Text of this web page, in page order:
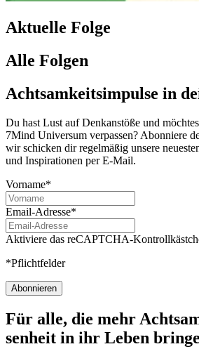
Aktuelle Folge
Alle Folgen
Achtsamkeitsimpulse in
Du hast Lust auf Denkanstöße und
7Mind Universum verpassen? Abon­niere
wir schicken dir regelmäßig unsere
und Inspirationen per E-Mail.
Vorname*
Email-Adresse*
Aktiviere das reCAPTCHA-
*Pflichtfelder
Abonnieren
Für alle, die mehr
sen­heit in ihr Leben